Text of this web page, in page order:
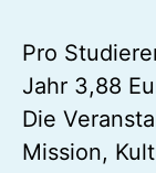
Pro
Jahr 3,88
Die
Mission,